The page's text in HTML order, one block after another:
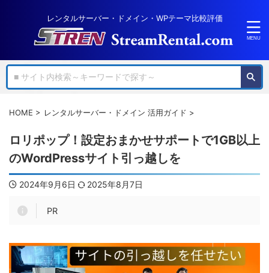
レンタルサーバー・ドメイン・WPテーマ比較評価
HOME > レンタルサーバー・ドメイン 活用ガイド >
ロリポップ！設定おまかせサポートで1GB以上
のWordPressサイト引っ越しを
2024年9月6日 2025年8月7日
PR